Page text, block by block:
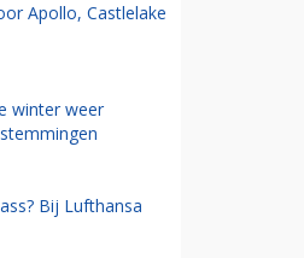
Apollo, Castlelake
winter weer
Bij Lufthansa